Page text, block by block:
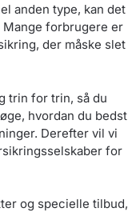
anden type, kan det
forbrugere er
der måske slet
trin for trin, så du
hvordan du bedst
Derefter vil vi
for
og specielle tilbud,